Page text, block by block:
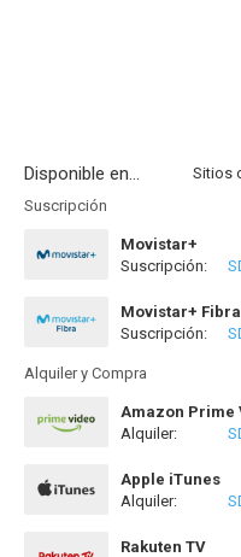
Disponible en...
Suscripción
Movistar+
Disponible hasta
Suscripción:
Movistar+ Fibra
Disponible hasta
Suscripción:
Alquiler y Compra
Amazon Prime
Alquiler:
Apple iTunes
Alquiler:
Rakuten TV